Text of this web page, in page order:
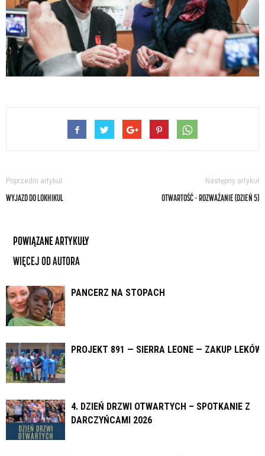
Poprzedni artykuł
WYJAZD DO LOKHIKUL
Następny artykuł
OTWARTOŚĆ – ROZWAŻANIE (DZIEŃ 5)
POWIĄZANE ARTYKUŁY
WIĘCEJ OD AUTORA
PANCERZ NA STOPACH
PROJEKT 891 — SIERRA LEONE — ZAKUP LEKÓW
4. DZIEŃ DRZWI OTWARTYCH – SPOTKANIE Z
DARCZYŃCAMI 2026